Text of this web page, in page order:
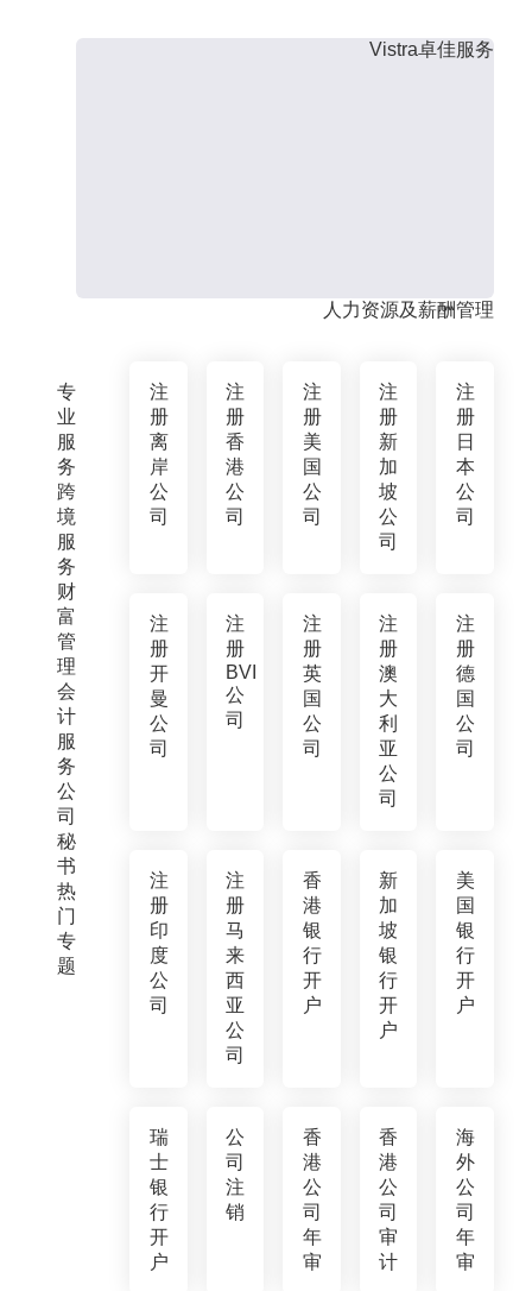
专
业
服
务
跨
境
服
务
财
富
管
理
会
计
服
务
公
司
秘
书
热
门
专
题
Vistra卓佳服务
人力资源及薪酬管理
注
册
离
岸
公
司
注
册
香
港
公
司
注
册
美
国
公
司
注
册
新
加
坡
公
司
注
册
日
本
公
司
注
册
开
曼
公
司
注
册
BVI
公
司
注
册
英
国
公
司
注
册
澳
大
利
亚
公
司
注
册
德
国
公
司
注
册
印
度
公
司
注
册
马
来
西
亚
公
司
香
港
银
行
开
户
新
加
坡
银
行
开
户
美
国
银
行
开
户
瑞
士
银
行
开
户
公
司
注
销
香
港
公
司
年
审
香
港
公
司
审
计
海
外
公
司
年
审